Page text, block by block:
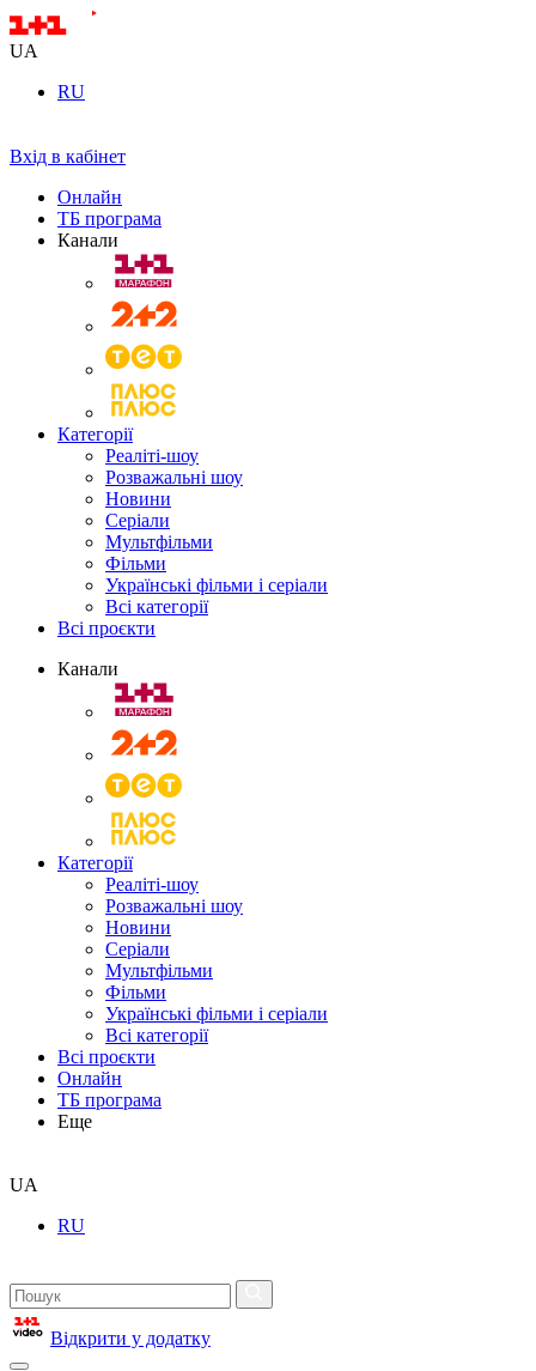
UA
RU
Вхід в кабінет
Онлайн
ТБ програма
Канали
Категорії
Реаліті-шоу
Розважальні шоу
Новини
Серіали
Мультфільми
Фільми
Українські фільми і серіали
Всі категорії
Всі проєкти
Канали
Категорії
Реаліті-шоу
Розважальні шоу
Новини
Серіали
Мультфільми
Фільми
Українські фільми і серіали
Всі категорії
Всі проєкти
Онлайн
ТБ програма
Еще
UA
RU
Відкрити у додатку